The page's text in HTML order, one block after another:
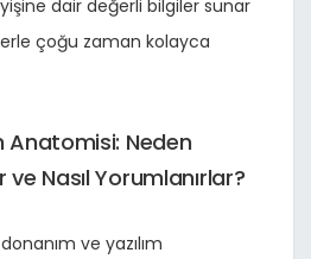
dair değerli bilgiler sunar
çoğu zaman kolayca
Anatomisi: Neden
Nasıl Yorumlanırlar?
ve yazılım